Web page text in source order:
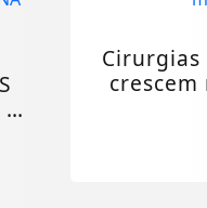
E
Cirurgias
crescem